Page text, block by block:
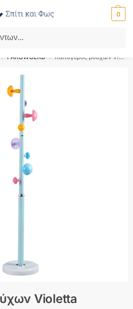
0
με τον κωδικό ‘SPRING’!
/ PAKOWOLRD / Καλόγερος ρούχων Violetta pakoworld μέταλλο γαλάζιο Φ31×167εκ – 226-000014
Violetta